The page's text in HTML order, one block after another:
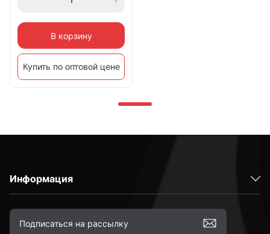
В корзину
Купить по оптовой цене
Информация